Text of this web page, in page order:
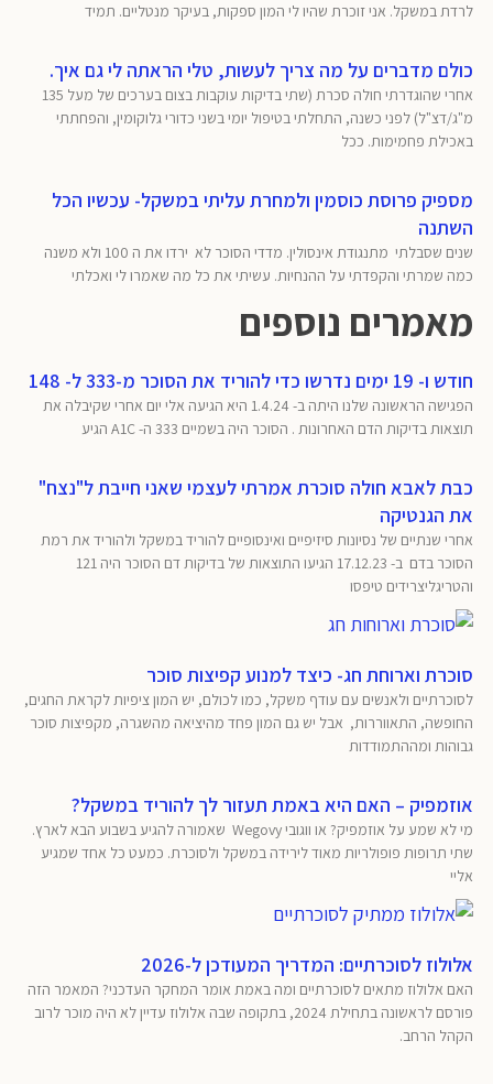
לרדת במשקל. אני זוכרת שהיו לי המון ספקות, בעיקר מנטליים. תמיד
כולם מדברים על מה צריך לעשות, טלי הראתה לי גם איך.
אחרי שהוגדרתי חולה סכרת (שתי בדיקות עוקבות בצום בערכים של מעל 135
מ"ג/דצ"ל) לפני כשנה, התחלתי בטיפול יומי בשני כדורי גלוקומין, והפחתתי
באכילת פחמימות. ככל
מספיק פרוסת כוסמין ולמחרת עליתי במשקל- עכשיו הכל
השתנה
שנים שסבלתי מתנגודת אינסולין. מדדי הסוכר לא ירדו את ה 100 ולא משנה
כמה שמרתי והקפדתי על ההנחיות. עשיתי את כל מה שאמרו לי ואכלתי
מאמרים נוספים
חודש ו- 19 ימים נדרשו כדי להוריד את הסוכר מ-333 ל- 148
הפגישה הראשונה שלנו היתה ב- 1.4.24 היא הגיעה אלי יום אחרי שקיבלה את
תוצאות בדיקות הדם האחרונות . הסוכר היה בשמיים 333 ה- A1C הגיע
כבת לאבא חולה סוכרת אמרתי לעצמי שאני חייבת ל"נצח"
את הגנטיקה
אחרי שנתיים של נסיונות סיזיפיים ואינסופיים להוריד במשקל ולהוריד את רמת
הסוכר בדם ב- 17.12.23 הגיעו התוצאות של בדיקות דם הסוכר היה 121
והטריגליצרידים טיפסו
סוכרת וארוחת חג- כיצד למנוע קפיצות סוכר
לסוכרתיים ולאנשים עם עודף משקל, כמו לכולם, יש המון ציפיות לקראת החגים,
החופשה, התאווררות, אבל יש גם המון פחד מהיציאה מהשגרה, מקפיצות סוכר
גבוהות ומההתמודדות
אוזמפיק – האם היא באמת תעזור לך להוריד במשקל?
מי לא שמע על אוזמפיק? או ווגובי Wegovy שאמורה להגיע בשבוע הבא לארץ.
שתי תרופות פופולריות מאוד לירידה במשקל ולסוכרת. כמעט כל אחד שמגיע
אליי
אלולוז לסוכרתיים: המדריך המעודכן ל-2026
האם אלולוז מתאים לסוכרתיים ומה באמת אומר המחקר העדכני? המאמר הזה
פורסם לראשונה בתחילת 2024, בתקופה שבה אלולוז עדיין לא היה מוכר לרוב
הקהל הרחב.